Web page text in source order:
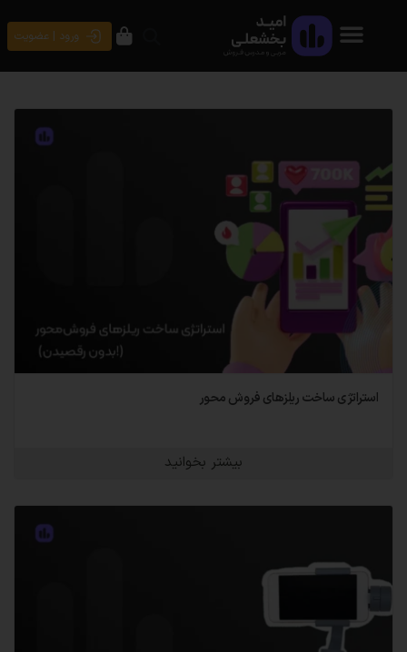
ورود | عضویت
استراتژی ساخت ریلزهای فروش محور
بیشتر بخوانید